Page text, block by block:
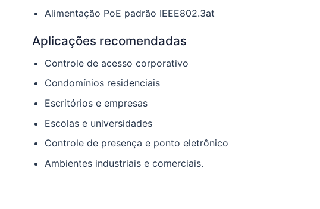
Alimentação PoE padrão IEEE802.3at
Aplicações recomendadas
Controle de acesso corporativo
Condomínios residenciais
Escritórios e empresas
Escolas e universidades
Controle de presença e ponto eletrônico
Ambientes industriais e comerciais.